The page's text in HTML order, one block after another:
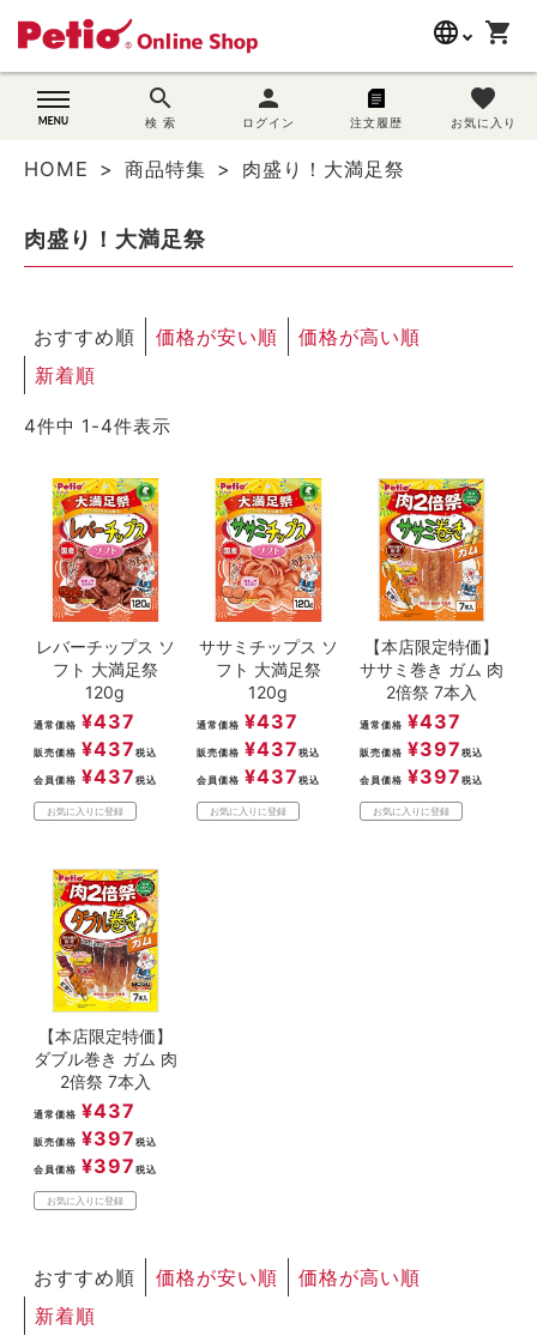
language
wovn-lang-name
shopping_cart
search
検 索
person
ログイン 注文履歴
favorite
お気に入り
search
うさぎ用品
目的別に探す
SNS
ご利用案内
ACCOUNT MENU
ようこそ ゲスト 様
meeting_room ログイン person 新規会員登録
HOME 商品特集 肉盛り！大満足祭
肉盛り！大満足祭
おすすめ順 価格が安い順
価格が高い順
新着順
4件中 1 -4件表示
レバーチップス ソ
フト 大満足祭
120g
通常価格 ¥437
販売価格 ¥437 税込
会員価格 ¥437 税込
お気に入りに登録
ササミチップス ソ
フト 大満足祭
120g
通常価格 ¥437
販売価格 ¥437 税込
会員価格 ¥437 税込
お気に入りに登録
【本店限定特価】
ササミ巻き ガム 肉
2倍祭 7本入
通常価格 ¥437
販売価格 ¥397 税込
会員価格 ¥397 税込
お気に入りに登録
【本店限定特価】
ダブル巻き ガム 肉
2倍祭 7本入
通常価格 ¥437
販売価格 ¥397 税込
会員価格 ¥397 税込
お気に入りに登録
おすすめ順 価格が安い順
価格が高い順
新着順